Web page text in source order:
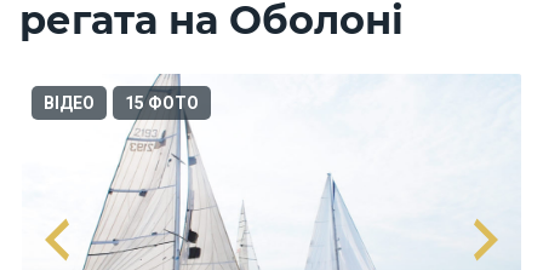
регата на Оболоні
ВІДЕО 15 ФОТО
Х
а
р
ч
у
в
а
н